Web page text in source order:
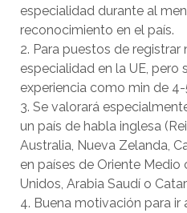
especialidad durante al
reconocimiento en el país.
2. Para puestos de registrar
especialidad en la UE, pero
experiencia como min de 4-
3. Se valorará
un país de habla inglesa
Australia, Nueva Zelanda,
en países de Oriente
Unidos, Arabia Saudí o
4. Buena motivación para ir